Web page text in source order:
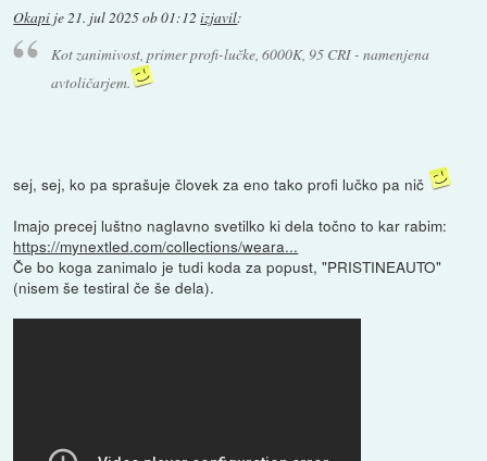
Okapi je21. jul 2025 ob 01:12 izjavil:
Kot zanimivost, primer profi-lučke, 6000K, 95 CRI - namenjena
avtoličarjem.
sej, sej, ko pa sprašuje človek za eno tako profi lučko pa nič
Imajo precej luštno naglavno svetilko ki dela točno to kar rabim:
https://mynextled.com/collections/weara...
Če bo koga zanimalo je tudi koda za popust, "PRISTINEAUTO"
(nisem še testiral če še dela).